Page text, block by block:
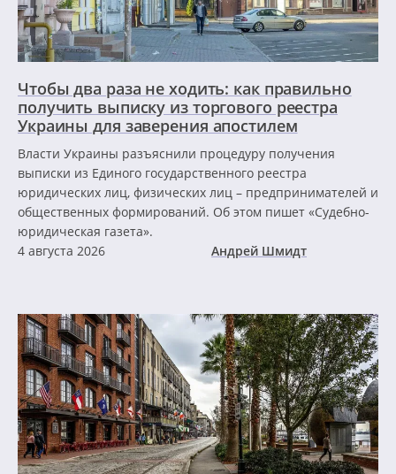
Чтобы два раза не ходить: как правильно
получить выписку из торгового реестра
Украины для заверения апостилем
Власти Украины разъяснили процедуру получения
выписки из Единого государственного реестра
юридических лиц, физических лиц – предпринимателей и
общественных формирований. Об этом пишет «Судебно-
юридическая газета».
4 августа 2026
Андрей Шмидт